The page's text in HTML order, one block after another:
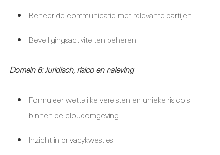
Beheer de communicatie met relevante partijen
Beveiligingsactiviteiten beheren
Domein 6: Juridisch, risico en naleving
Formuleer wettelijke vereisten en unieke risico's
binnen de cloudomgeving
Inzicht in privacykwesties